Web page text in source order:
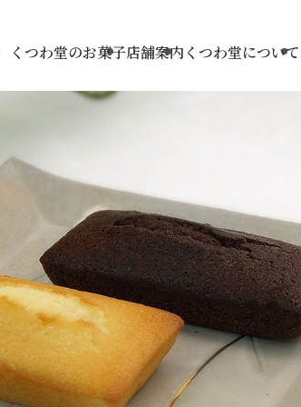
くつわ堂のお菓子店舗案内 くつわ堂について